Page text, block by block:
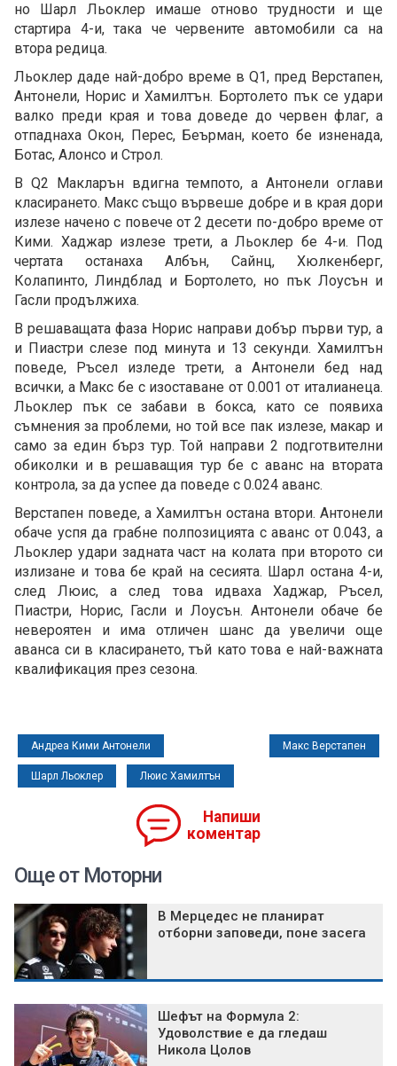
но Шарл Льоклер имаше отново трудности и ще
стартира 4-и, така че червените автомобили са на
втора редица.
Льоклер даде най-добро време в Q1, пред Верстапен,
Антонели, Норис и Хамилтън. Бортолето пък се удари
валко преди края и това доведе до червен флаг, а
отпаднаха Окон, Перес, Беърман, което бе изненада,
Ботас, Алонсо и Строл.
В Q2 Макларън вдигна темпото, а Антонели оглави
класирането. Макс също вървеше добре и в края дори
излезе начено с повече от 2 десети по-добро време от
Кими. Хаджар излезе трети, а Льоклер бе 4-и. Под
чертата останаха Албън, Сайнц, Хюлкенберг,
Колапинто, Линдблад и Бортолето, но пък Лоусън и
Гасли продължиха.
В решаващата фаза Норис направи добър първи тур, а
и Пиастри слезе под минута и 13 секунди. Хамилтън
поведе, Ръсел изледе трети, а Антонели бед над
всички, а Макс бе с изоставане от 0.001 от италианеца.
Льоклер пък се забави в бокса, като се появиха
съмнения за проблеми, но той все пак излезе, макар и
само за един бърз тур. Той направи 2 подготвителни
обиколки и в решаващия тур бе с аванс на втората
контрола, за да успее да поведе с 0.024 аванс.
Верстапен поведе, а Хамилтън остана втори. Антонели
обаче успя да грабне полпозицията с аванс от 0.043, а
Льоклер удари задната част на колата при второто си
излизане и това бе край на сесията. Шарл остана 4-и,
след Люис, а след това идваха Хаджар, Ръсел,
Пиастри, Норис, Гасли и Лоусън. Антонели обаче бе
невероятен и има отличен шанс да увеличи още
аванса си в класирането, тъй като това е най-важната
квалификация през сезона.
Андреа Кими Антонели Макс Верстапен
Шарл Льоклер Люис Хамилтън
Напиши
коментар
Още от Моторни
В Мерцедес не планират
отборни заповеди, поне засега
Шефът на Формула 2:
Удоволствие е да гледаш
Никола Цолов